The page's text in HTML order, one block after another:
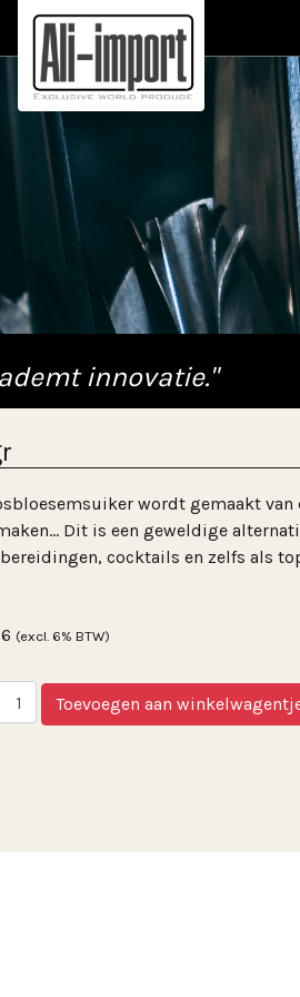
innovatie."
wordt gemaakt
Dit is een geweldige
cocktails en zelfs als
(excl. 6% BTW)